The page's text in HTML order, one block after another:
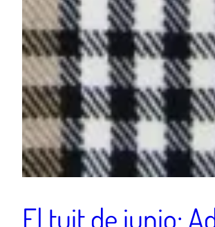
El tuit de junio: